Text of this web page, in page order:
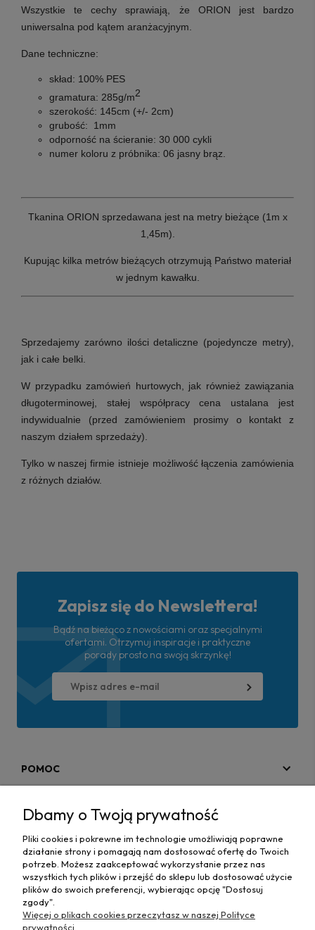
Wszystkie te cechy sprawiają, że ORION jest bardzo
uniwersalna pod kątem aranżacyjnym.
Dane techniczne:
skład: 100% PES
gramatura: 285g/m2
szerokość: 145cm (+/- 2cm)
grubość: 1mm
odporność na ścieranie: 30 000 cykli
numer koloru z próbnika: 06 jasny brąz.
Tkanina ORION sprzedawana jest na metry bieżące (1m x
1,45m).
Kupując kilka metrów bieżących otrzymują Państwo materiał
w jednym kawałku.
Sprzedajemy zarówno ilości detaliczne (pojedyncze metry),
jak i całe belki.
W przypadku zamówień hurtowych, jak również zawiązania
długoterminowej, stałej współpracy cena ustalana jest
indywidualnie (przed zamówieniem prosimy o kontakt z
naszym działem sprzedaży).
Tylko w naszej firmie istnieje możliwość łączenia zamówienia
z różnych działów.
Zapisz się do Newslettera!
Bądź na bieżąco z nowościami oraz specjalnymi
ofertami. Otrzymuj inspiracje i praktyczne
porady prosto na swoją skrzynkę!
POMOC
MAPA STRONY
INFORMACJE
Dbamy o Twoją prywatność
Pliki cookies i pokrewne im technologie umożliwiają poprawne
działanie strony i pomagają nam dostosować ofertę do Twoich
potrzeb. Możesz zaakceptować wykorzystanie przez nas
wszystkich tych plików i przejść do sklepu lub dostosować użycie
plików do swoich preferencji, wybierając opcję "Dostosuj
zgody".
Więcej o plikach cookies przeczytasz w naszej Polityce
prywatności.